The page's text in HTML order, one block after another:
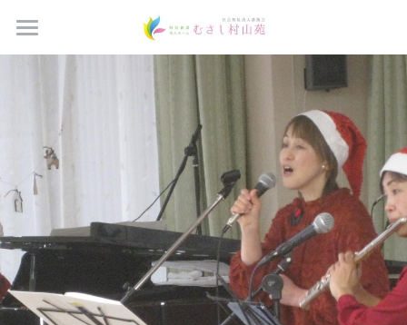
Home
ブログ
すべてのカテゴリ
ご家族の広場
つどいの間予約
施設概要
お問い合わせ